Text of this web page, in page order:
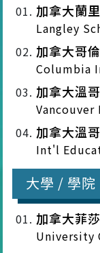
加拿大蘭
Langley
加拿大哥
Columbia
加拿大溫
Vancouver
加拿大溫
Int'l
大學 / 學院
加拿大菲
University